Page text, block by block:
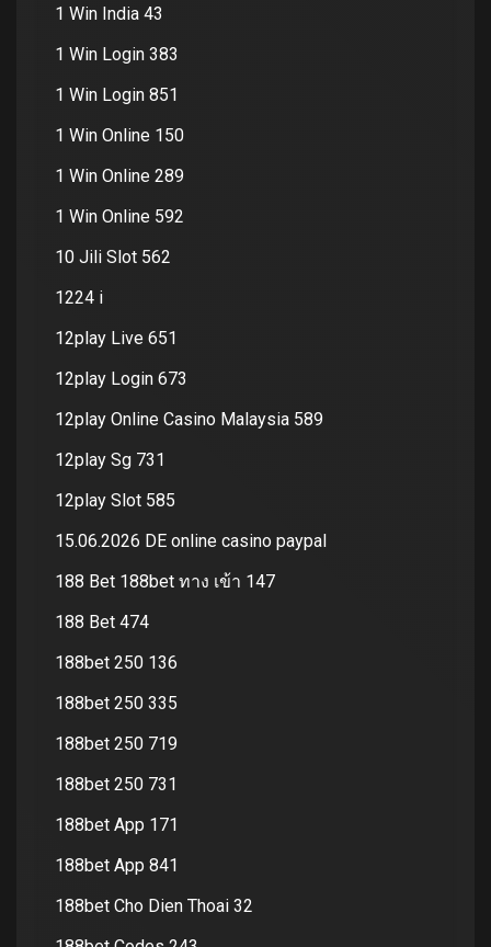
1 Win India 43
1 Win Login 383
1 Win Login 851
1 Win Online 150
1 Win Online 289
1 Win Online 592
10 Jili Slot 562
1224 i
12play Live 651
12play Login 673
12play Online Casino Malaysia 589
12play Sg 731
12play Slot 585
15.06.2026 DE online casino paypal
188 Bet 188bet ทาง เข้า 147
188 Bet 474
188bet 250 136
188bet 250 335
188bet 250 719
188bet 250 731
188bet App 171
188bet App 841
188bet Cho Dien Thoai 32